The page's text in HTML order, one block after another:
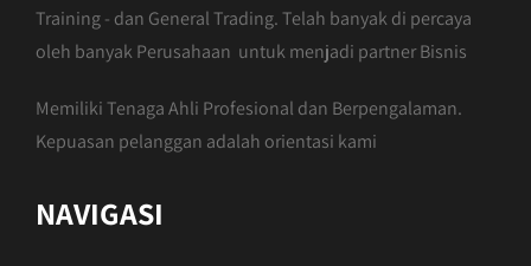
Training - dan General Trading. Telah banyak di percaya
oleh banyak Perusahaan untuk menjadi partner Bisnis
Memiliki Tenaga Ahli Profesional dan Berpengalaman.
Kepuasan pelanggan adalah orientasi kami
NAVIGASI